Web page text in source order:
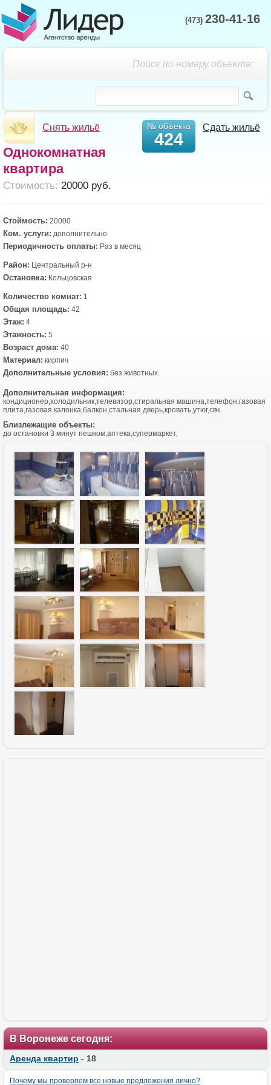
(473) 230-41-16
Поиск по номеру объекта:
Снять жильё Сдать жильё
№ объекта
424
Однокомнатная
квартира
Cтоимость: 20000 руб.
Стоймость: 20000
Ком. услуги: дополнительно
Периодичность оплаты: Раз в месяц
Район: Центральный р-н
Остановка: Кольцовская
Количество комнат: 1
Общая площадь: 42
Этаж: 4
Этажность: 5
Возраст дома: 40
Материал: кирпич
Дополнительные условия: без животных.
Дополнительная информация:
кондиционер,холодильник,телевизор,стиральная машина,телефон,газовая
плита,газовая калонка,балкон,стальная дверь,кровать,утюг,свч.
Близлежащие объекты:
до остановки 3 минут пешком,аптека,супермаркет,
В Воронеже сегодня:
Аренда квартир - 18
Почему мы проверяем все новые предложения лично?